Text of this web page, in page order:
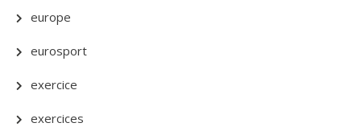
europe
eurosport
exercice
exercices